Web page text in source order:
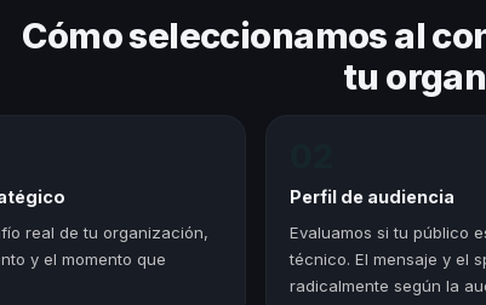
Cómo seleccionamos al
tu
real de tu organización,
y el momento que
Perfil de audiencia
Evaluamos si tu público
técnico. El mensaje y el
radicalmente según la